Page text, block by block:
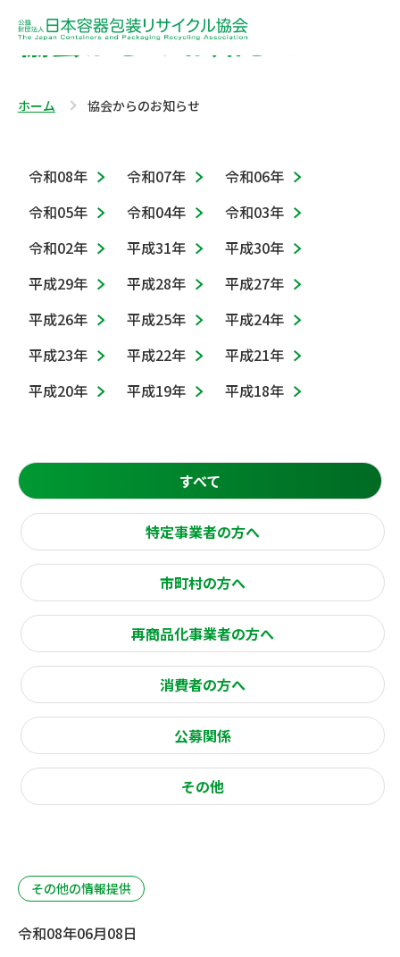
協会からのお知らせ
ホーム 協会からのお知らせ
令和08年 令和07年
令和06年
令和05年
令和04年
令和03年
令和02年
平成31年
平成30年
平成29年
平成28年
平成27年
平成26年
平成25年
平成24年
平成23年
平成22年
平成21年
平成20年
平成19年 平成18年
すべて
特定事業者の方へ
市町村の方へ
再商品化事業者の方へ
消費者の方へ
公募関係
その他
その他の情報提供
令和08年06月08日